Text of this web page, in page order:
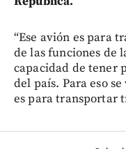
“Ese avión es para
de las funciones de
capacidad de tener
del país. Para eso
es para transportar